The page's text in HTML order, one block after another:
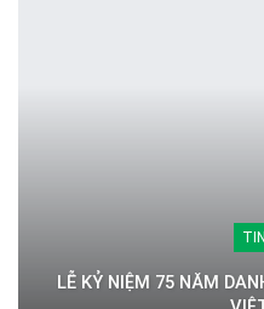
LỄ KỶ NIỆM 75 NĂM